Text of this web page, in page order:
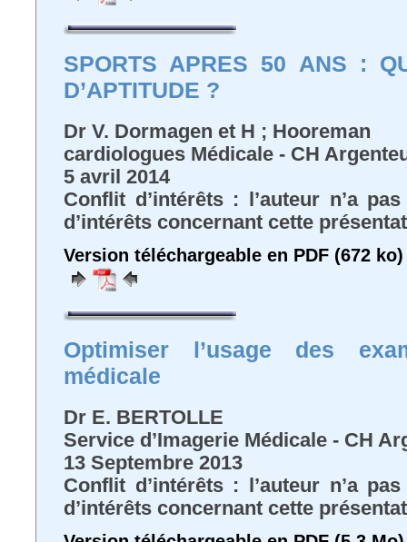
SPORTS APRES 50 ANS :
D’APTITUDE ?
Dr V. Dormagen et H ; Hooreman
cardiologues Médicale - CH
5 avril 2014
Conflit d’intérêts : l’auteur n’a
d’intérêts concernant cette
Version téléchargeable en PDF (672 ko)
Optimiser l’usage des
médicale
Dr E. BERTOLLE
Service d’Imagerie Médicale - CH
13 Septembre 2013
Conflit d’intérêts : l’auteur n’a
d’intérêts concernant cette